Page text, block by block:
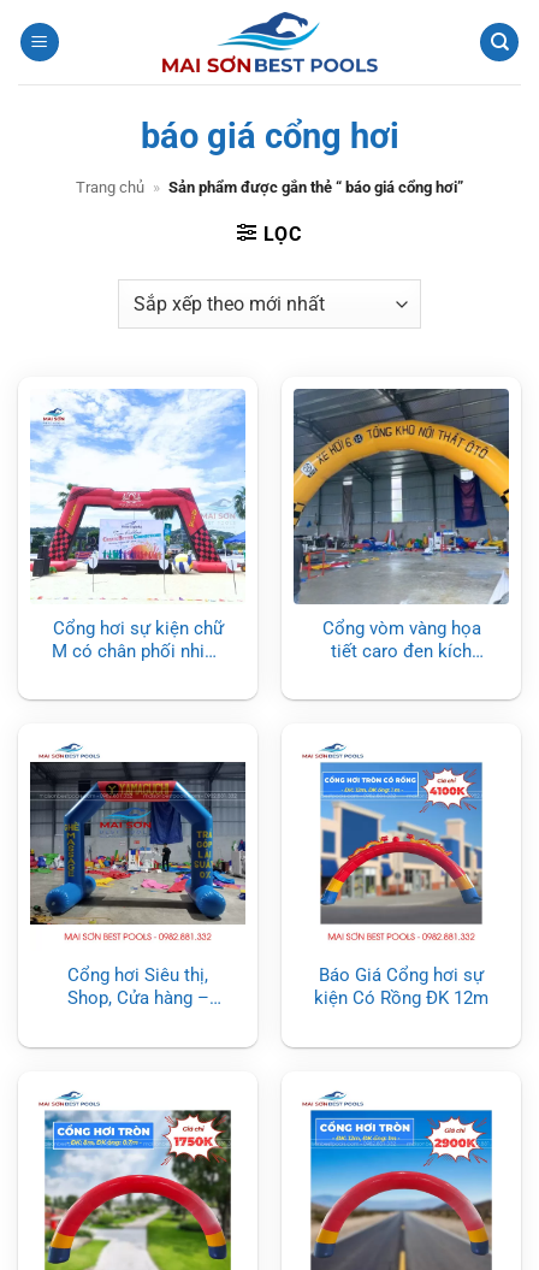
qua
báo giá cổng hơi
Trang chủ » Sản phẩm được gắn thẻ “ báo giá cổng hơi”
LỌC
Cổng hơi sự kiện chữ
M có chân phối nhiều
Cổng vòm vàng họa
tiết caro đen kích
Cổng hơi Siêu thị,
Shop, Cửa hàng –
Báo Giá Cổng hơi sự
kiện Có Rồng ĐK 12m